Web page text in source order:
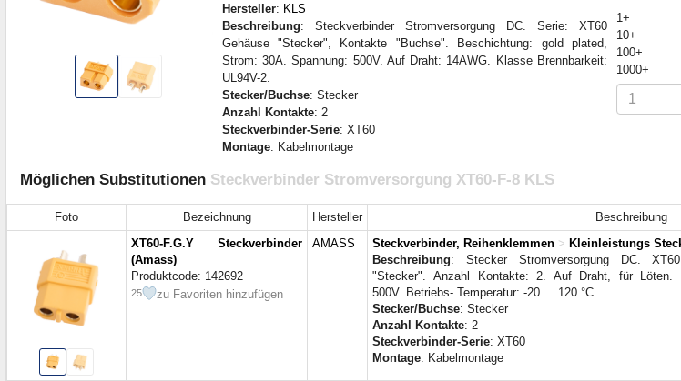
Hersteller: KLS
Beschreibung: Steckverbinder Stromversorgung DC. Serie: XT60
Gehäuse "Stecker", Kontakte "Buchse". Beschichtung: gold plated,
Strom: 30A. Spannung: 500V. Auf Draht: 14AWG. Klasse Brennbarkeit:
UL94V-2.
Stecker/Buchse: Stecker
Anzahl Kontakte: 2
Steckverbinder-Serie: XT60
Montage: Kabelmontage
1+
10+
100+
1000+
Möglichen Substitutionen Steckverbinder Stromversorgung XT60-F-8 KLS
Foto Bezeichnung Hersteller Beschreibung
XT60-F.G.Y Steckverbinder
(Amass)
Produktcode: 142692
25 zu Favoriten hinzufügen
AMASS Steckverbinder, Reihenklemmen > Kleinleistungs
Beschreibung: Stecker Stromversorgung DC.
"Stecker". Anzahl Kontakte: 2. Auf Draht, für Löten.
500V. Betriebs- Temperatur: -20 ... 120 °C
Stecker/Buchse: Stecker
Anzahl Kontakte: 2
Steckverbinder-Serie: XT60
Montage: Kabelmontage